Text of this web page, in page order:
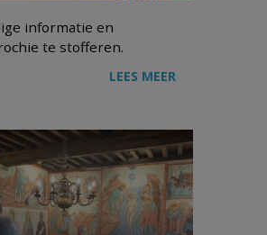
informatie en
te stofferen.
LEES MEER